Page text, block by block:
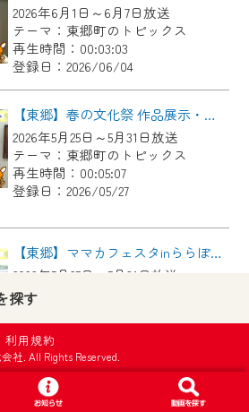
2026年6月1日～6月7日放送
テーマ：東郷町のトピックス
再生時間：00:03:03
登録日：2026/06/04
【東郷】春の文化祭 作品展示・芸能大会
2026年5月25日～5月31日放送
テーマ：東郷町のトピックス
再生時間：00:05:07
登録日：2026/05/27
【東郷】ママカフェスタinららぽーと愛知東郷
2026年5月25日～5月31日放送
テーマ：東郷町のトピックス
再生時間：00:02:44
登録日：2026/05/27
【東郷】名古屋城「諸輪の松」里帰り
2026年5月18日～5月24日放送
探す
利用規約
社. All Rights Reserved.
らはご加入者様へのサー
』を利用いただくには、
除き、
の加入と『CCNetマイ
グインが必要となりま
Web TVを含むCCNetの
利用頂くためのIDです。
っているメールアドレス